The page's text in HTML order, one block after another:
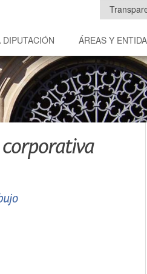
DIPUTACIÓN ÁREAS Y